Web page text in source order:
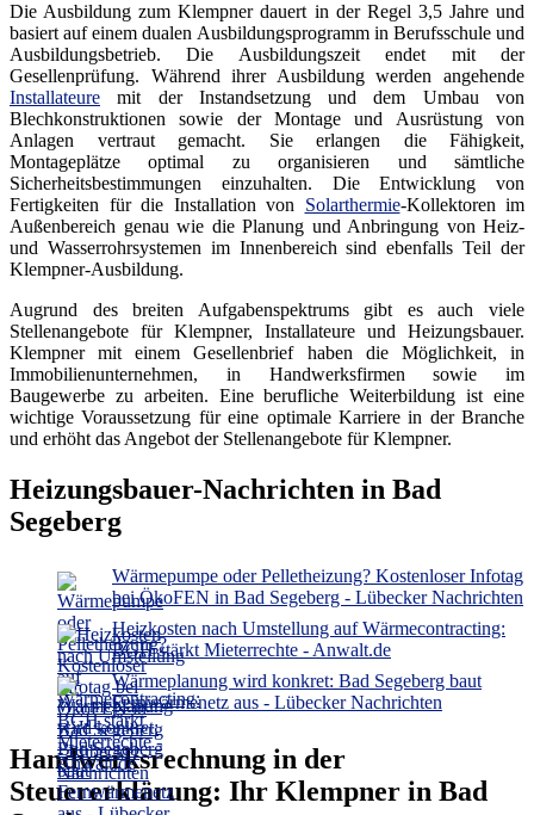
Die Ausbildung zum Klempner dauert in der Regel 3,5 Jahre und
basiert auf einem dualen Ausbildungsprogramm in Berufsschule und
Ausbildungsbetrieb. Die Ausbildungszeit endet mit der
Gesellenprüfung. Während ihrer Ausbildung werden angehende
Installateure mit der Instandsetzung und dem Umbau von
Blechkonstruktionen sowie der Montage und Ausrüstung von
Anlagen vertraut gemacht. Sie erlangen die Fähigkeit,
Montageplätze optimal zu organisieren und sämtliche
Sicherheitsbestimmungen einzuhalten. Die Entwicklung von
Fertigkeiten für die Installation von Solarthermie-Kollektoren im
Außenbereich genau wie die Planung und Anbringung von Heiz-
und Wasserrohrsystemen im Innenbereich sind ebenfalls Teil der
Klempner-Ausbildung.
Augrund des breiten Aufgabenspektrums gibt es auch viele
Stellenangebote für Klempner, Installateure und Heizungsbauer.
Klempner mit einem Gesellenbrief haben die Möglichkeit, in
Immobilienunternehmen, in Handwerksfirmen sowie im
Baugewerbe zu arbeiten. Eine berufliche Weiterbildung ist eine
wichtige Voraussetzung für eine optimale Karriere in der Branche
und erhöht das Angebot der Stellenangebote für Klempner.
Heizungsbauer-Nachrichten in Bad
Segeberg
Wärmepumpe oder Pelletheizung? Kostenloser Infotag
bei ÖkoFEN in Bad Segeberg - Lübecker Nachrichten
Heizkosten nach Umstellung auf Wärmecontracting:
BGH stärkt Mieterrechte - Anwalt.de
Wärmeplanung wird konkret: Bad Segeberg baut
Fernwärmenetz aus - Lübecker Nachrichten
Handwerksrechnung in der
Steuererklärung: Ihr Klempner in Bad